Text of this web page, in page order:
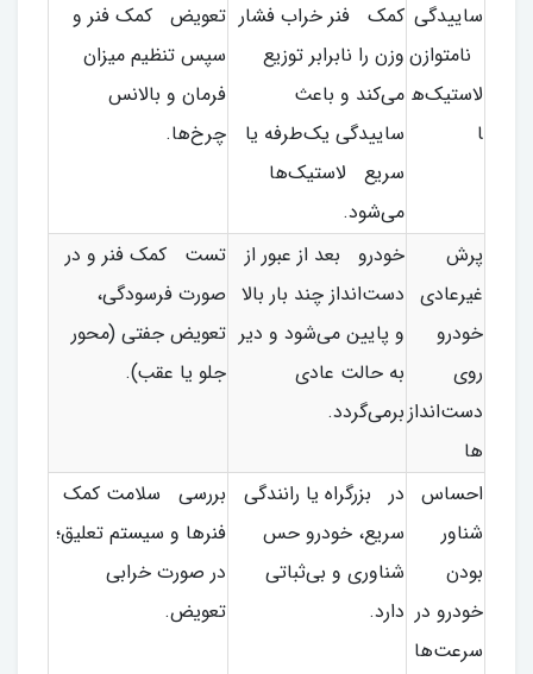
ساییدگی
نامتوازن
لاستیک‌ه
ا
کمک فنر خراب فشار
وزن را نابرابر توزیع
می‌کند و باعث
ساییدگی یک‌طرفه یا
سریع لاستیک‌ها
می‌شود.
تعویض کمک فنر و
سپس تنظیم میزان
فرمان و بالانس
چرخ‌ها.
پرش
غیرعادی
خودرو
روی
دست‌انداز
ها
خودرو بعد از عبور از
دست‌انداز چند بار بالا
و پایین می‌شود و دیر
به حالت عادی
برمی‌گردد.
تست کمک فنر و در
صورت فرسودگی،
تعویض جفتی (محور
جلو یا عقب).
احساس
شناور
بودن
خودرو در
سرعت‌ها
در بزرگراه یا رانندگی
سریع، خودرو حس
شناوری و بی‌ثباتی
دارد.
بررسی سلامت کمک
فنرها و سیستم تعلیق؛
در صورت خرابی
تعویض.